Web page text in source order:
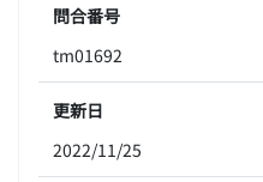
問合番号
tm01692
更新日
2022/11/25